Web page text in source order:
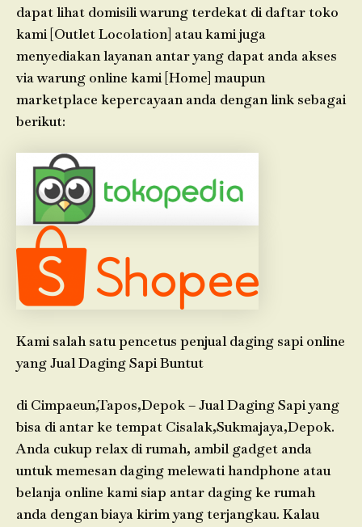
dapat lihat domisili warung terdekat di daftar toko
kami [Outlet Locolation] atau kami juga
menyediakan layanan antar yang dapat anda akses
via warung online kami [Home] maupun
marketplace kepercayaan anda dengan link sebagai
berikut:
Kami salah satu pencetus penjual daging sapi online
yang Jual Daging Sapi Buntut
di Cimpaeun,Tapos,Depok – Jual Daging Sapi yang
bisa di antar ke tempat Cisalak,Sukmajaya,Depok.
Anda cukup relax di rumah, ambil gadget anda
untuk memesan daging melewati handphone atau
belanja online kami siap antar daging ke rumah
anda dengan biaya kirim yang terjangkau. Kalau